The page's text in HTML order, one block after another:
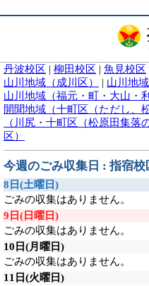
丹波校区 | 柳田校区 | 魚見校区
山川地域（成川区）
| 山川地
山川地域（福元・町・大山・
開聞地域（十町区（ただし、
（川尻・十町区（松原田集落
区）
今週のごみ収集日 : 指宿校
8日(土曜日)
ごみの収集はありません。
9日(日曜日)
ごみの収集はありません。
10日(月曜日)
ごみの収集はありません。
11日(火曜日)